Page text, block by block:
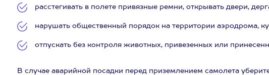
расстегивать в полете привязные ремни, открывать двери,
нарушать общественный порядок на территории аэродрома,
отпускать без контроля животных, привезенных или
В случае аварийной посадки перед приземлением самолета